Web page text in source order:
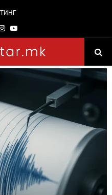
Instagram
Youtube